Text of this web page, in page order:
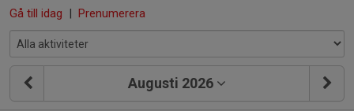
Gå till idag | Prenumerera
Augusti 2026